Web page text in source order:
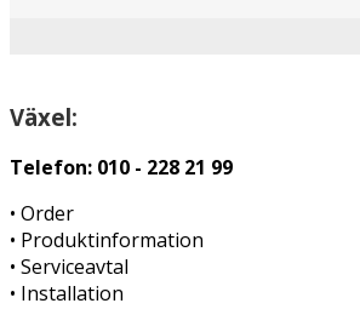
Växel:
Telefon: 010 - 228 21 99
• Order
• Produktinformation
• Serviceavtal
• Installation